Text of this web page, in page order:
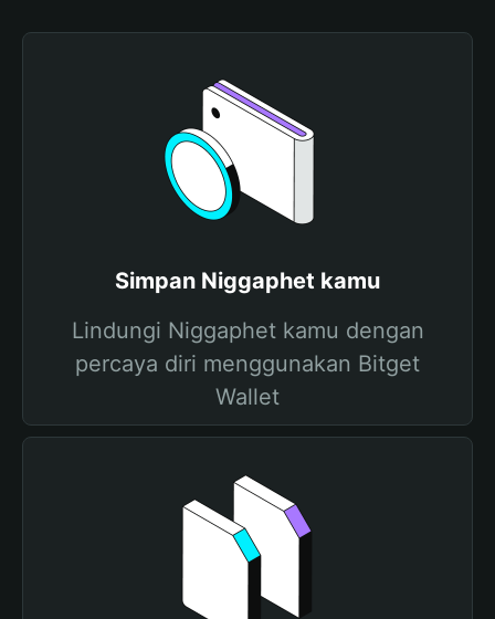
Simpan Niggaphet kamu
Lindungi Niggaphet kamu dengan
percaya diri menggunakan Bitget
Wallet